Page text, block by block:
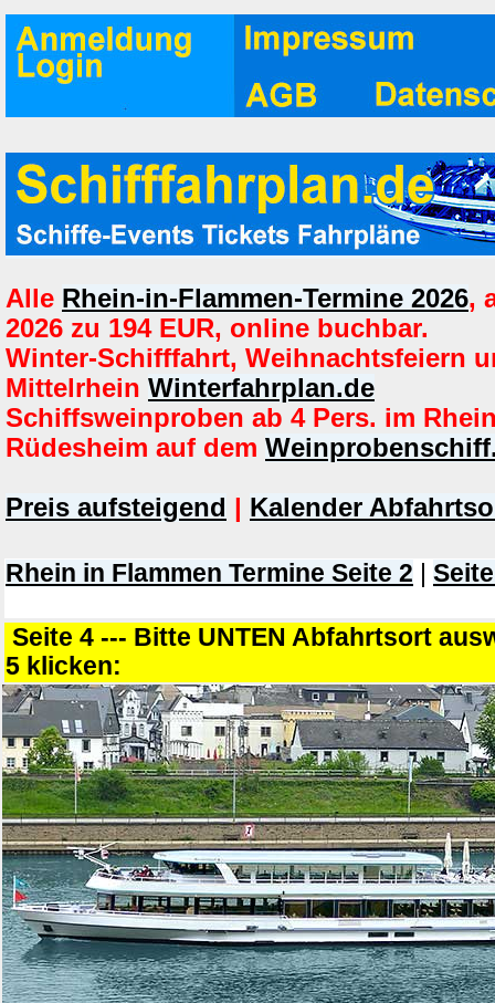
Alle Rhein-in-Flammen-Termine 2026,
2026 zu 194 EUR, online buchbar.
Winter-Schifffahrt, Weihnachtsfeiern
Mittelrhein Winterfahrplan.de
Schiffsweinproben ab 4 Pers. im
Rüdesheim auf dem
Preis aufsteigend | Kalender
Rhein in Flammen Termine Seite 2
Seite 4 --- Bitte UNTEN Abfahrtsort
5 klicken: